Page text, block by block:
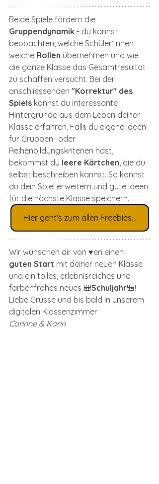
Beide Spiele fördern die
Gruppendynamik - du kannst
beobachten, welche Schüler*innen
welche Rollen übernehmen und wie
die ganze Klasse das Gesamtresultat
zu schaffen versucht. Bei der
anschliessenden "Korrektur" des
Spiels kannst du interessante
Hintergründe aus dem Leben deiner
Klasse erfahren. Falls du eigene Ideen
für Gruppen- oder
Reihenbildungskriterien hast,
bekommst du leere Kärtchen, die du
selbst beschreiben kannst. So kannst
du dein Spiel erweitern und gute Ideen
für die nächste Klasse speichern.
Hier geht's zum allen Freebies...
Wir wünschen dir von ♥️en einen
guten Start mit deiner neuen Klasse
und ein tolles, erlebnisreiches und
farbenfrohes neues 🎒Schuljahr🎒!
Liebe Grüsse und bis bald in unserem
digitalen Klassenzimmer
Corinne & Karin